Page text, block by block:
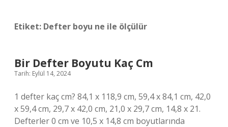
Etiket: Defter boyu ne ile ölçülür
Bir Defter Boyutu Kaç Cm
Tarih: Eylül 14, 2024
1 defter kaç cm? 84,1 x 118,9 cm, 59,4 x 84,1 cm, 42,0
x 59,4 cm, 29,7 x 42,0 cm, 21,0 x 29,7 cm, 14,8 x 21.
Defterler 0 cm ve 10,5 x 14,8 cm boyutlarında